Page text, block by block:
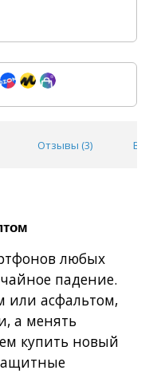
Отзывы (3)
любых
падение.
или асфальтом,
а менять
купить новый